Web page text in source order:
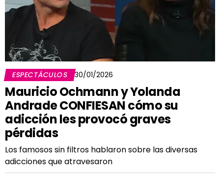
ESPECTÁCULOS 30/01/2026
Mauricio Ochmann y Yolanda
Andrade CONFIESAN cómo su
adicción les provocó graves
pérdidas
Los famosos sin filtros hablaron sobre las diversas
adicciones que atravesaron